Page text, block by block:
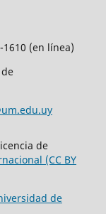
1610 (en línea)
de
(CC BY
de